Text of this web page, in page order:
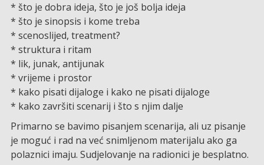
* što je dobra ideja, što je još bolja ideja
* što je sinopsis i kome treba
* scenoslijed, treatment?
* struktura i ritam
* lik, junak, antijunak
* vrijeme i prostor
* kako pisati dijaloge i kako ne pisati dijaloge
* kako završiti scenarij i što s njim dalje
Primarno se bavimo pisanjem scenarija, ali uz pisanje
je moguć i rad na već snimljenom materijalu ako ga
polaznici imaju. Sudjelovanje na radionici je besplatno.